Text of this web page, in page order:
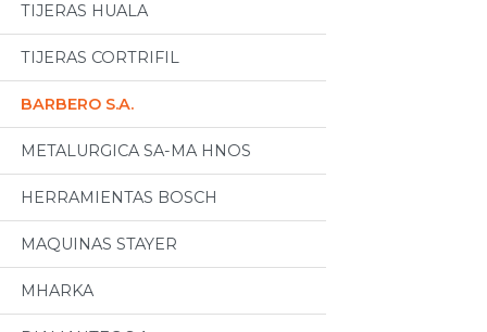
TIJERAS HUALA
TIJERAS CORTRIFIL
BARBERO S.A.
METALURGICA SA-MA HNOS
HERRAMIENTAS BOSCH
MAQUINAS STAYER
MHARKA